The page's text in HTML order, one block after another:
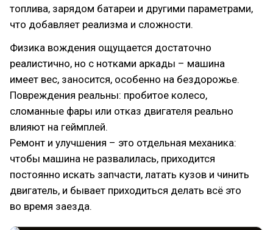
топлива, зарядом батареи и другими параметрами,
что добавляет реализма и сложности.
Физика вождения ощущается достаточно
реалистично, но с нотками аркады – машина
имеет вес, заносится, особенно на бездорожье.
Повреждения реальны: пробитое колесо,
сломанные фары или отказ двигателя реально
влияют на геймплей.
Ремонт и улучшения – это отдельная механика:
чтобы машина не развалилась, приходится
постоянно искать запчасти, латать кузов и чинить
двигатель, и бывает приходиться делать всё это
во время заезда.